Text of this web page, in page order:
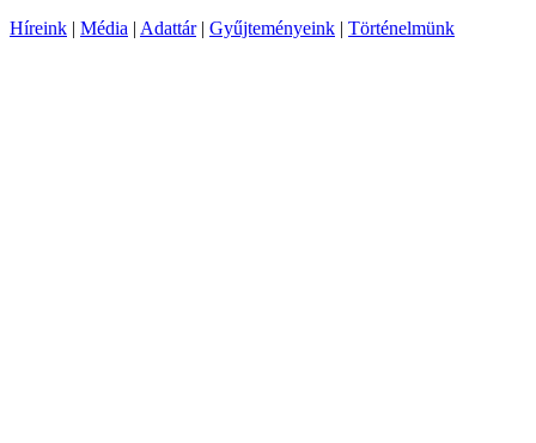
Híreink | Média | Adattár| Gyűjteményeink | Történelmünk